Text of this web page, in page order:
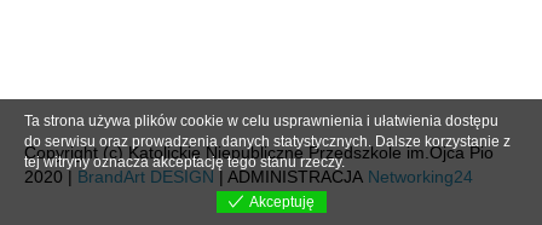
Copyright (c) Katolickie Niepubliczne Przedszkole im.Ojca Pio
2020 | BrandArt DESIGN | ADMINISTRACJA Networking24
Ta strona używa plików cookie w celu usprawnienia i ułatwienia dostępu
do serwisu oraz prowadzenia danych statystycznych. Dalsze korzystanie z
tej witryny oznacza akceptację tego stanu rzeczy.
Akceptuję